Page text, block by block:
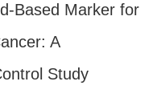
Based Marker for
A
Study